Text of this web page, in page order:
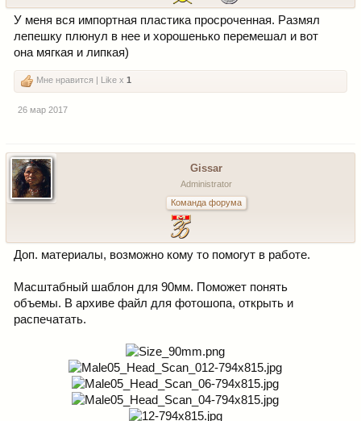
У меня вся импортная пластика просроченная. Размял
лепешку плюнул в нее и хорошенько перемешал и вот
она мягкая и липкая)
Мне нравится | Like x 1
26 мар 2017
Gissar
Administrator
Команда форума
Доп. материалы, возможно кому то помогут в работе.
Масштабный шаблон для 90мм. Поможет понять
объемы. В архиве файл для фотошопа, открыть и
распечатать.